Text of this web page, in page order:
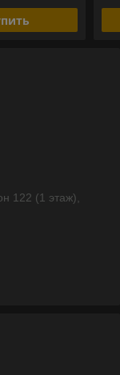
122 (1 этаж),